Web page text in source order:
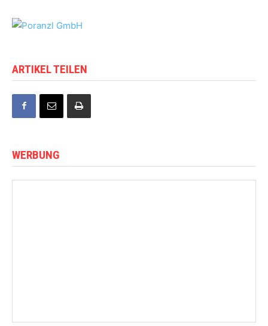
ARTIKEL TEILEN
WERBUNG